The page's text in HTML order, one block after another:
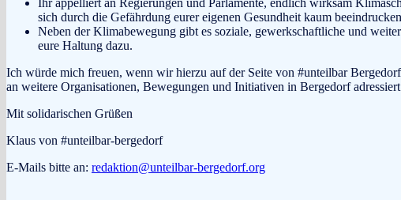
Ihr appelliert an Regierungen und Parlamente, endlich wirksam
sich durch die Gefährdung eurer eigenen Gesundheit kaum
Neben der Klimabewegung gibt es soziale, gewerkschaftliche und
eure Haltung dazu.
Ich würde mich freuen, wenn wir hierzu auf der Seite von #unteilbar
an weitere Organisationen, Bewegungen und Initiativen in Bergedorf
Mit solidarischen Grüßen
Klaus von #unteilbar-bergedorf
E-Mails bitte an: redaktion@unteilbar-bergedorf.org